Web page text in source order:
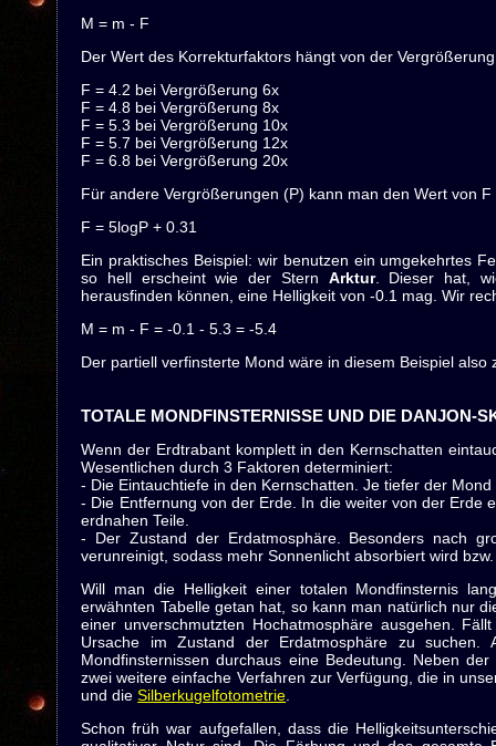
M = m - F
Der Wert des Korrekturfaktors hängt von der
F = 4.2 bei Vergrößerung 6x
F = 4.8 bei Vergrößerung 8x
F = 5.3 bei Vergrößerung 10x
F = 5.7 bei Vergrößerung 12x
F = 6.8 bei Vergrößerung 20x
Für andere Vergrößerungen (P) kann man den Wert von
F = 5logP + 0.31
Ein praktisches Beispiel: wir benutzen ein umgekehrtes
so hell erscheint wie der Stern Arktur. Dieser hat,
herausfinden können, eine Helligkeit von -0.1 mag. Wir
M = m - F = -0.1 - 5.3 = -5.4
Der partiell verfinsterte Mond wäre in diesem Beispiel
TOTALE MONDFINSTERNISSE UND DIE DANJON-
Wenn der Erdtrabant komplett in den Kernschatten
Wesentlichen durch 3 Faktoren determiniert:
- Die Eintauchtiefe in den Kernschatten. Je tiefer der
- Die Entfernung von der Erde. In die weiter von der Erde
erdnahen Teile.
- Der Zustand der Erdatmosphäre. Besonders nach
verunreinigt, sodass mehr Sonnenlicht absorbiert wird
Will man die Helligkeit einer totalen Mondfinsternis
erwähnten Tabelle getan hat, so kann man natürlich nur
einer unverschmutzten Hochatmosphäre ausgehen.
Ursache im Zustand der Erdatmosphäre zu suchen.
Mondfinsternissen durchaus eine Bedeutung. Neben
zwei weitere einfache Verfahren zur Verfügung, die in
und dieSilberkugelfotometrie
Schon früh war aufgefallen, dass die